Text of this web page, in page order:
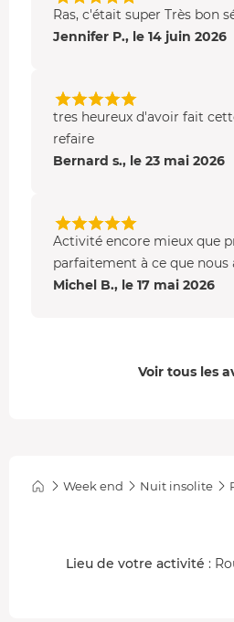
Ras, c'était super Très bon
Jennifer P., le 14 juin 2026
tres heureux d'avoir fait
refaire
Bernard s., le 23 mai 2026
Activité encore mieux que
parfaitement à ce que nous
Michel B., le 17 mai 2026
Voir tous les
Week end Nuit insolite
Lieu de votre activité :